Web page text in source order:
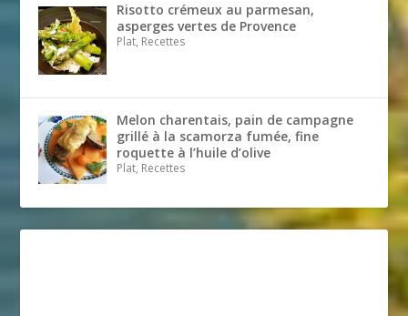
Risotto crémeux au parmesan,
asperges vertes de Provence
Plat, Recettes
Melon charentais, pain de campagne
grillé à la scamorza fumée, fine
roquette à l’huile d’olive
Plat, Recettes